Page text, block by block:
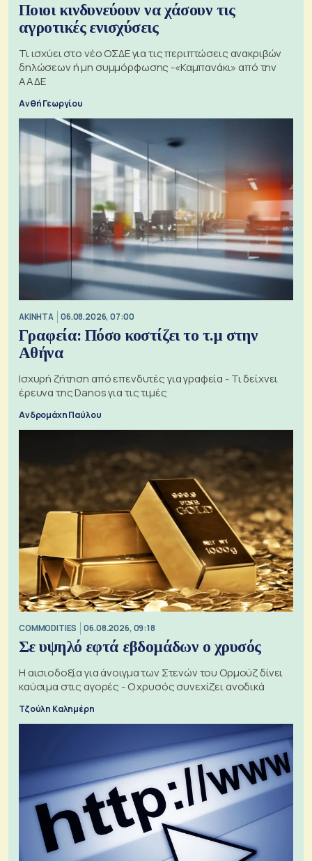
Ποιοι κινδυνεύουν να χάσουν τις
αγροτικές ενισχύσεις
Τι ισχύει στο νέο ΟΣΔΕ για τις περιπτώσεις ανακριβών
δηλώσεων ή μη συμμόρφωσης -«Καμπανάκι» από την
ΑΑΔΕ
Ανθή Γεωργίου
ΑΚΙΝΗΤΑ 06.08.2026, 07:00
Γραφεία: Πόσο κοστίζει το τ.μ στην
Αθήνα
Ισχυρή ζήτηση από επενδυτές για γραφεία - Τι δείχνει
έρευνα της Danos για τις τιμές
Ανδρομάχη Παύλου
COMMODITIES 06.08.2026, 09:18
Σε υψηλό εφτά εβδομάδων ο χρυσός
Η αισιοδοξία για άνοιγμα των Στενών του Ορμούζ δίνει
καύσιμα στις αγορές - Ο χρυσός συνεχίζει ανοδικά
Τζούλη Καλημέρη